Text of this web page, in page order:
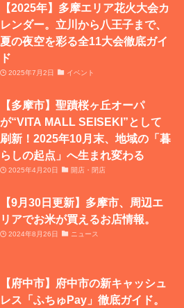
【2025年】多摩エリア花火大会カ
レンダー。立川から八王子まで、
夏の夜空を彩る全11大会徹底ガイ
ド
2025年7月2日 イベント
【多摩市】聖蹟桜ヶ丘オーパ
が“VITA MALL SEISEKI”として
刷新！2025年10月末、地域の「暮
らしの起点」へ生まれ変わる
2025年4月20日 開店・閉店
【9月30日更新】多摩市、周辺エ
リアでお米が買えるお店情報。
2024年8月26日 ニュース
【府中市】府中市の新キャッシュ
レス「ふちゅPay」徹底ガイド。